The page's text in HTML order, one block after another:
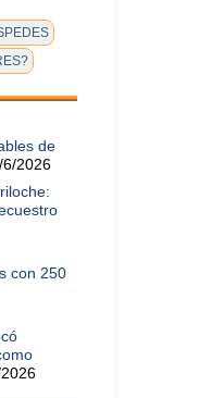
de
6/2026
con 250